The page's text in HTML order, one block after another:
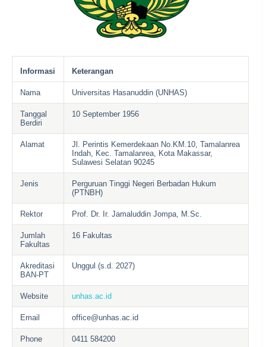
Informasi Keterangan
Nama Universitas Hasanuddin (UNHAS)
Tanggal
Berdiri
10 September 1956
Alamat
Jl. Perintis Kemerdekaan No.KM.10, Tamalanrea
Indah, Kec. Tamalanrea, Kota Makassar,
Sulawesi Selatan 90245
Jenis
Perguruan Tinggi Negeri Berbadan Hukum
(PTNBH)
Rektor Prof. Dr. Ir. Jamaluddin Jompa, M.Sc.
Jumlah
Fakultas
16 Fakultas
Akreditasi
BAN-PT
Unggul (s.d. 2027)
Website unhas.ac.id
Email office@unhas.ac.id
Phone 0411 584200